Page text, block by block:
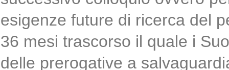
esigenze future di ricerca del
36 mesi trascorso il quale i
delle prerogative a